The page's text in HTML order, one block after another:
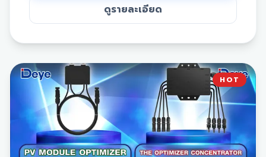
✅ สามารถตรวจสอบสถานะการผลิตแบบ "รายแผง" ได้จาก
ระนาบหลังคา หรือมีเงาบัง
✅ Long String Design เพิ่มขีดจำกัดการออกแบบระบบได้
ยืดหยุ่นและมากขึ้น
✅ สามารถใช้กับแผง Solar Panel ได้สูงสุดถึง
1300W/80V
ดูรายละเอียด
HOT